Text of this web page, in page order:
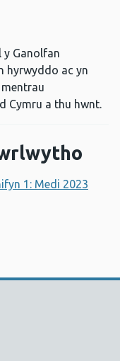
y Ganolfan
hyrwyddo ac yn
Cymru a thu hwnt.
1: Medi 2023